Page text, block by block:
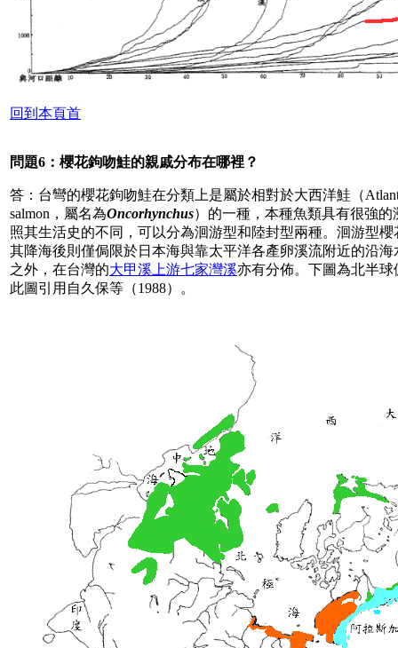
回到本頁首
問題6：櫻花鉤吻鮭的親戚分布在哪裡？
答：台彎的櫻花鉤吻鮭在分類上是屬於相對於大西洋鮭（
salmon，屬名為Oncorhynchus）的一種，本種魚類具有很強
照其生活史的不同，可以分為洄游型和陸封型兩種。洄游型
其降海後則僅侷限於日本海與靠太平洋各產卵溪流附近的沿
之外，在台灣的大甲溪上游七家灣溪亦有分佈。下圖為北半
此圖引用自久保等（1988）。